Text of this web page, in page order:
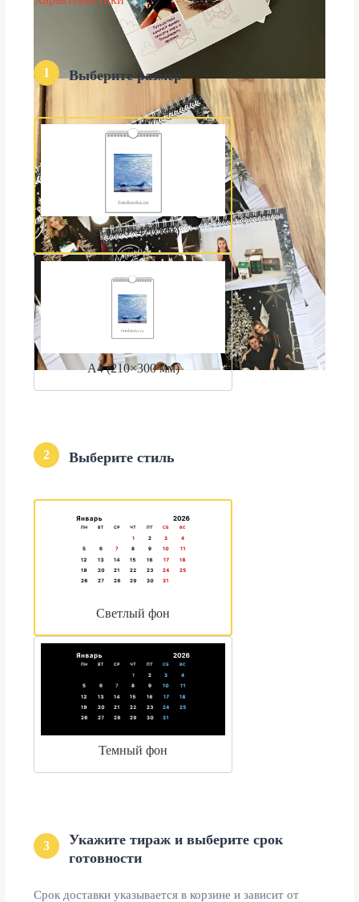
1 Выберите размер
А3 (300×420 мм)
А4 (210×300 мм)
2 Выберите стиль
Светлый фон
Темный фон
3
Укажите тираж и выберите срок
готовности
Срок доставки указывается в корзине и зависит от